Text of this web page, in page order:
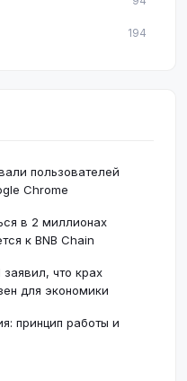
194
пользователей
Chrome
в 2 миллионах
к BNB Chain
что крах
для экономики
принцип работы и